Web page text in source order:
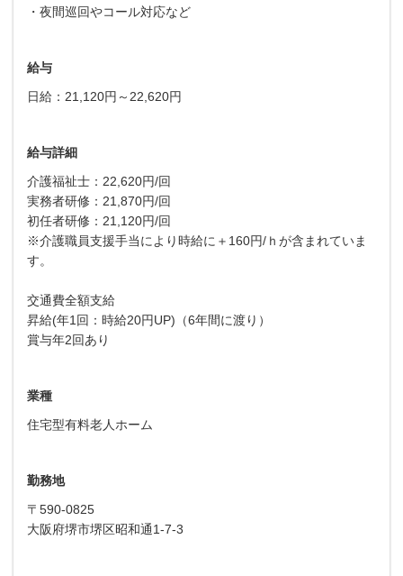
・夜間巡回やコール対応など
給与
日給：21,120円～22,620円
給与詳細
介護福祉士：22,620円/回
実務者研修：21,870円/回
初任者研修：21,120円/回
※介護職員支援手当により時給に＋160円/ｈが含まれていま
す。
交通費全額支給
昇給(年1回：時給20円UP)（6年間に渡り）
賞与年2回あり
業種
住宅型有料老人ホーム
勤務地
〒590-0825
大阪府堺市堺区昭和通1-7-3